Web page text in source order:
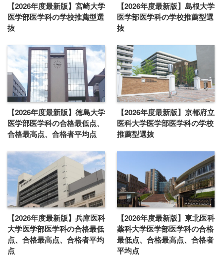
【2026年度最新版】宮崎大学
医学部医学科の学校推薦型選
抜
【2026年度最新版】島根大学
医学部医学科の学校推薦型選
抜
【2026年度最新版】徳島大学
医学部医学科の合格最低点、
合格最高点、合格者平均点
【2026年度最新版】京都府立
医科大学医学部医学科の学校
推薦型選抜
【2026年度最新版】兵庫医科
大学医学部医学科の合格最低
点、合格最高点、合格者平均
点
【2026年度最新版】東北医科
薬科大学医学部医学科の合格
最低点、合格最高点、合格者
平均点